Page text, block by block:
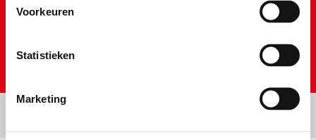
Voorkeuren
Statistieken
Marketing